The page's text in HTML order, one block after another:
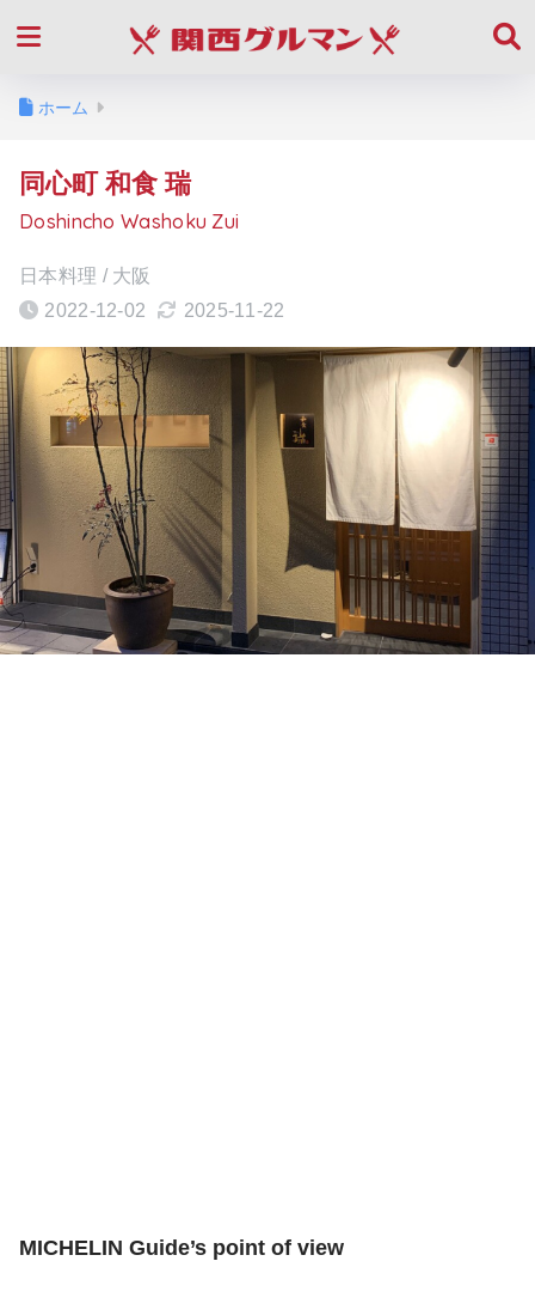
ホーム
同心町 和食 瑞
Doshincho Washoku Zui
日本料理 / 大阪
2022-12-02
2025-11-22
MICHELIN Guide’s point of view